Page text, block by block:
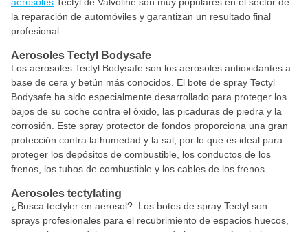
la reparación de automóviles y garantizan un resultado final
profesional.
Aerosoles Tectyl Bodysafe
Los aerosoles Tectyl Bodysafe son los aerosoles antioxidantes a
base de cera y betún más conocidos. El bote de spray Tectyl
Bodysafe ha sido especialmente desarrollado para proteger los
bajos de su coche contra el óxido, las picaduras de piedra y la
corrosión. Este spray protector de fondos proporciona una gran
protección contra la humedad y la sal, por lo que es ideal para
proteger los depósitos de combustible, los conductos de los
frenos, los tubos de combustible y los cables de los frenos.
Aerosoles tectylating
¿Busca tectyler en aerosol?. Los botes de spray Tectyl son
sprays profesionales para el recubrimiento de espacios huecos,